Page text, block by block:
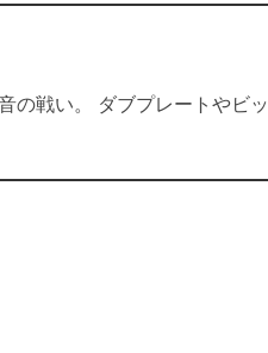
の戦い。 ダブプレートやビッ